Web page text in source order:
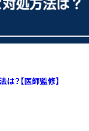
？【医師監修】